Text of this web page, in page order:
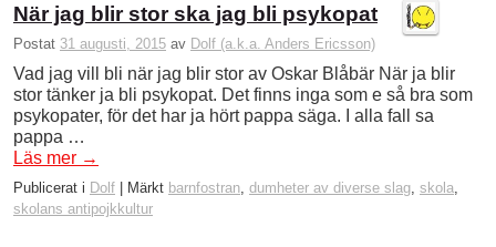
När jag blir stor ska jag bli psykopat
Postat 31 augusti, 2015 av Dolf (a.k.a. Anders Ericsson)
Vad jag vill bli när jag blir stor av Oskar Blåbär När ja blir
stor tänker ja bli psykopat. Det finns inga som e så bra som
psykopater, för det har ja hört pappa säga. I alla fall sa
pappa …
Läs mer →
Publicerat i Dolf Märkt barnfostran dumheter av diverse slag skola
skolans antipojkkultur